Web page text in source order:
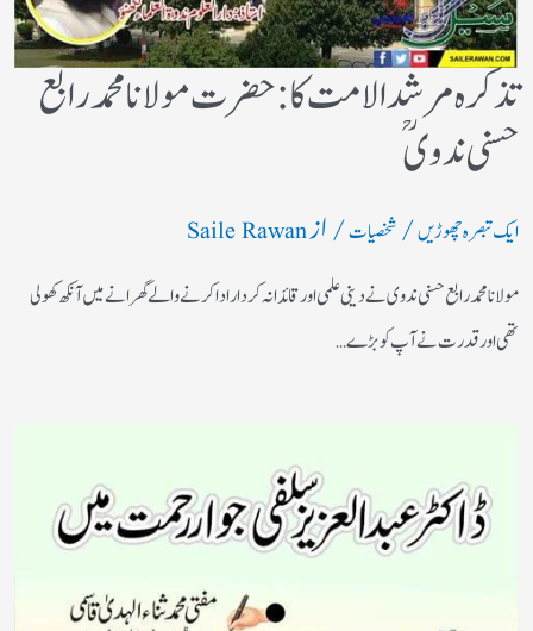
تذکرہ مرشد الامت کا :حضرت مولانا محمد رابع
حسنی ندویؒ
ایک تبصرہ چھوڑیں/شخصیات/ ازSaile Rawan
مولانا محمد رابع حسنی ندوی نے دینی علمی اور قائدانہ کردار ادا کرنے والے گھرانے میں آنکھ کھولی
تھی اور قدرت نے آپ کو بڑے…